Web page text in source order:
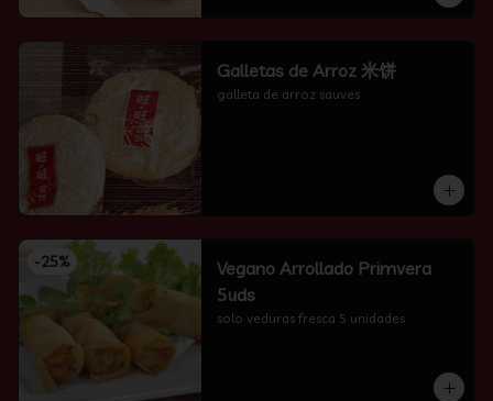
Galletas de Arroz 米饼
galleta de arroz sauves
-25%
Vegano Arrollado Primvera
5uds
solo veduras fresca 5 unidades